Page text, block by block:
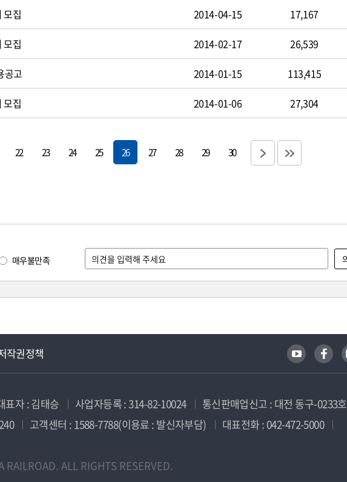
모집 2014-04-15 17,167
모집 2014-02-17 26,539
공고 2014-01-15 113,415
모집 2014-01-06 27,304
22 23 24 25 26 27 28 29 30
매우불만족
작권정책
표자 : 김태승 사업자등록 : 314-82-10024
통신판매업신고 : 대전 동구-0233호
고객센터 : 1588-7788(이용료 : 발신자부담)
대표전화 : 042-472-5000
ALL RIGHTS RESERVED.